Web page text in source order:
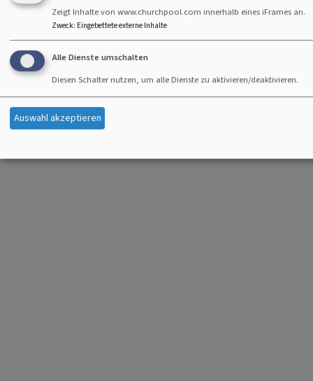
Zeigt Inhalte von www.churchpool.com innerhalb eines iFrames an.
Zweck: Eingebettete externe Inhalte
Alle Dienste umschalten
Diesen Schalter nutzen, um alle Dienste zu aktivieren/deaktivieren.
Auswahl akzeptieren